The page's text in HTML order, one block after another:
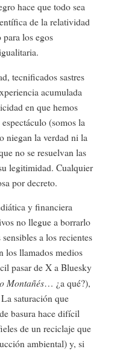
hace que todo sea
de la relatividad
para los egos
tecnificados sastres
acumulada
en que hemos
(somos la
niegan la verdad ni la
no se resuelvan las
legitimidad. Cualquier
por decreto.
y financiera
no llegue a borrarlo
a los recientes
los llamados medios
pasar de X a Bluesky
Montañés… ¿a qué?),
saturación que
basura hace difícil
de un reciclaje que
ambiental) y, si